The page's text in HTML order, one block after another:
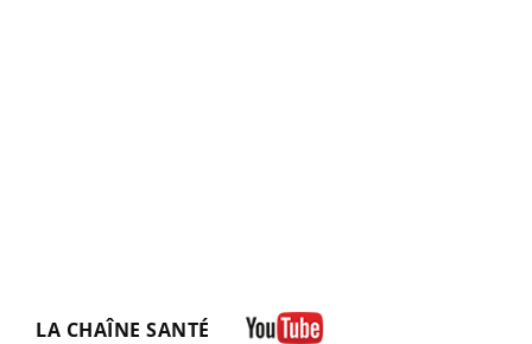
LA CHAÎNE SANTÉ